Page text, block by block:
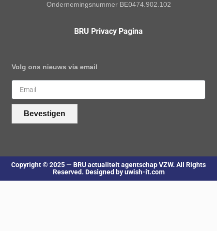
Ondernemingsnummer BE0474.902.102
BRU Privacy Pagina
Volg ons nieuws via email
Bevestigen
Copyright © 2025 — BRU actualiteit agentschap VZW. All Rights
Reserved. Designed by uwish-it.com